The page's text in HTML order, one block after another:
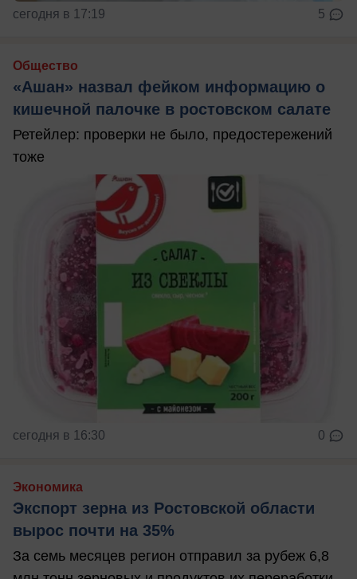
сегодня в 17:19 5
Общество
«Ашан» назвал фейком информацию о
кишечной палочке в ростовском салате
Ретейлер: проверки не было, предостережений
тоже
сегодня в 16:30 0
Экономика
Экспорт зерна из Ростовской области
вырос почти на 35%
За семь месяцев регион отправил за рубеж 6,8